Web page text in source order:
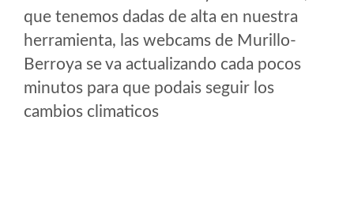
que tenemos dadas de alta en nuestra
herramienta, las webcams de Murillo-
Berroya se va actualizando cada pocos
minutos para que podais seguir los
cambios climaticos